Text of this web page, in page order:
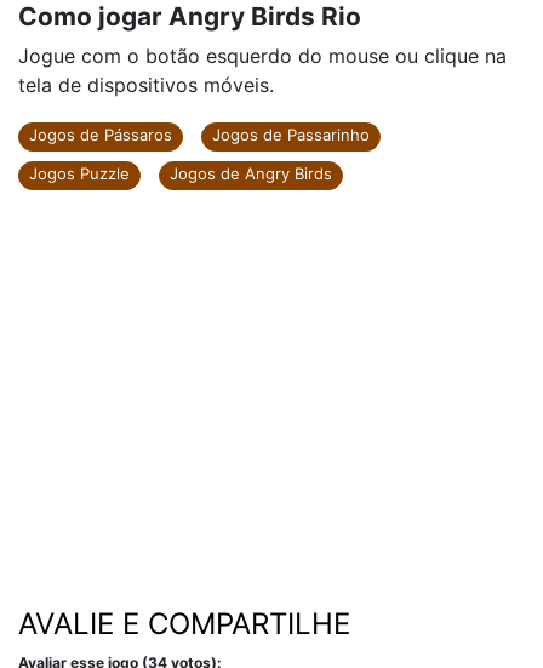
Como jogar Angry Birds Rio
Jogue com o botão esquerdo do mouse ou clique na
tela de dispositivos móveis.
Jogos de Pássaros
Jogos de Passarinho
Jogos Puzzle
Jogos de Angry Birds
AVALIE E COMPARTILHE
Avaliar esse jogo (34 votos):